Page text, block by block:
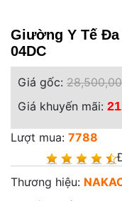
Giường Y Tế Đa
04DC
Giá gốc:
Giá khuyến mãi:
Lượt mua: 7788
Thương hiệu: